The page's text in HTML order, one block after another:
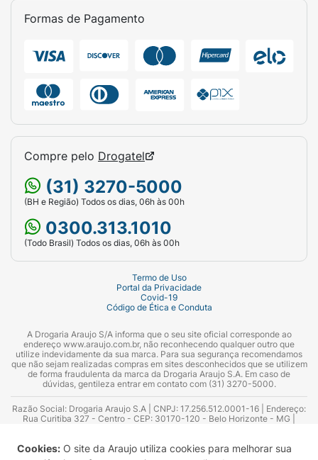
Cookies: O site da Araujo utiliza cookies para melhorar sua
Formas de Pagamento
Compre pelo Drogatel
(31) 3270-5000
(BH e Região) Todos os dias, 06h às 00h
0300.313.1010
(Todo Brasil) Todos os dias, 06h às 00h
Termo de Uso
Portal da Privacidade
Covid-19
Código de Ética e Conduta
A Drogaria Araujo S/A informa que o seu site oficial corresponde ao
endereço www.araujo.com.br, não reconhecendo qualquer outro que
utilize indevidamente da sua marca. Para sua segurança recomendamos
que não sejam realizadas compras em sites desconhecidos que se utilizem
de forma fraudulenta da marca da Drogaria Araujo S.A. Em caso de
dúvidas, gentileza entrar em contato com (31) 3270-5000.
Razão Social: Drogaria Araujo S.A | CNPJ: 17.256.512.0001-16 | Endereço:
Rua Curitiba 327 - Centro - CEP: 30170-120 - Belo Horizonte - MG |
Azevedo Guimarães – CRF 10.965 | Yasmin Silva Alvarenga – CRF 52.584 -